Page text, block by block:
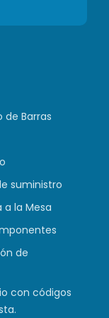
Barras
suministro
a la Mesa
de
con códigos